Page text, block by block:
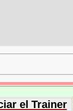
el Trainer